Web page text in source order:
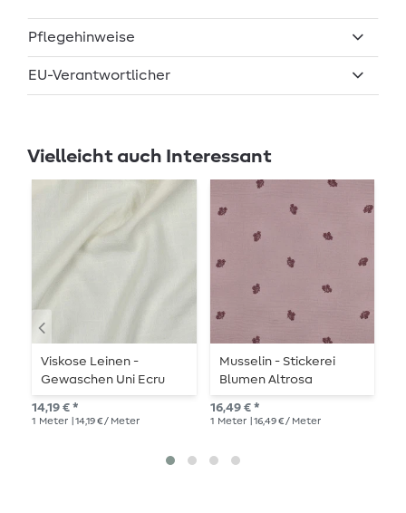
Pflegehinweise
EU-Verantwortlicher
Vielleicht auch Interessant
Viskose Leinen -
Gewaschen Uni Ecru
14,19 € *
1 Meter | 14,19 € / Meter
Musselin - Stickerei
Blumen Altrosa
16,49 € *
1 Meter | 16,49 € / Meter